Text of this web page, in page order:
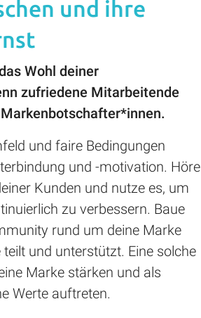
und ihre
Wohl deiner
zufriedene Mitarbeitende
und faire Bedingungen
und -motivation. Höre
Kunden und nutze es, um
zu verbessern. Baue
rund um deine Marke
teilt und unterstützt. Eine solche
Marke stärken und als
Werte auftreten.